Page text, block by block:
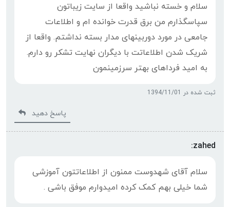
سلام و خسته نباشید واقعا از سایت زیباتون
سپاسگذارم من برق قدرت خوانده ام و اطلاعات
جامعی در مورد دوربینهای مدار بسته نداشتم. واقعا از
شریک شدن اطلاعاتت با دیگران نهایت تشکر رو دارم.
به امید فرداهای بهتر سرزمینمون
ثبت شده در 1394/11/01
پاسخ دهید
zahed:
سلام آقای شهدوست ممنون از اطلاعاتتون آموزشی
شما خیلی بهم کمک کرده امیدوارم موفق باشی .